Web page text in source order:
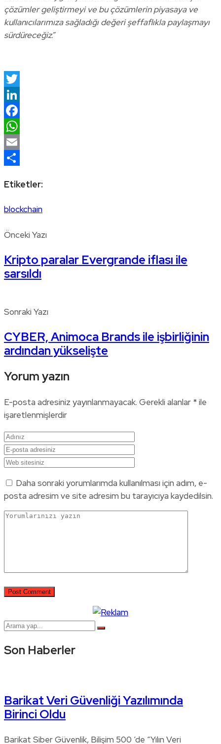
çözümler geliştirmeyi ve bu çözümlerin piyasaya ve
kullanıcılarımıza sağladığı değeri şeffaflıkla paylaşmayı
sürdüreceğiz.”
Twitter
LinkedIn
Facebook
WhatsApp
Email
Etiketler:
blockchain
Önceki Yazı
Kripto paralar Evergrande iflası ile
sarsıldı
Sonraki Yazı
CYBER, Animoca Brands ile işbirliğinin
ardından yükselişte
Yorum yazın
E-posta adresiniz yayınlanmayacak. Gerekli alanlar *ile
işaretlenmişlerdir
Daha sonraki yorumlarımda kullanılması için adım, e-
posta adresim ve site adresim bu tarayıcıya kaydedilsin.
Son Haberler
Barikat Veri Güvenliği Yazılımında
Birinci Oldu
Barikat Siber Güvenlik, Bilişim 500 ‘de “Yılın Veri